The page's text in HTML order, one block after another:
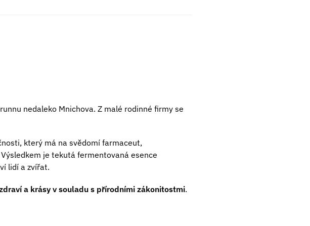
nedaleko Mnichova. Z malé rodinné firmy se
který má na svědomí farmaceut,
je tekutá fermentovaná esence
lidí a zvířat.
a krásy v souladu s přírodními zákonitostmi.